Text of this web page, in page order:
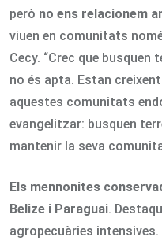
però no ens relacionem
viuen en comunitats
Cecy. “Crec que
no és apta. Estan
aquestes comunitats
evangelitzar: busquen
mantenir la seva
Els mennonites
Belize i Paraguai.
agropecuàries